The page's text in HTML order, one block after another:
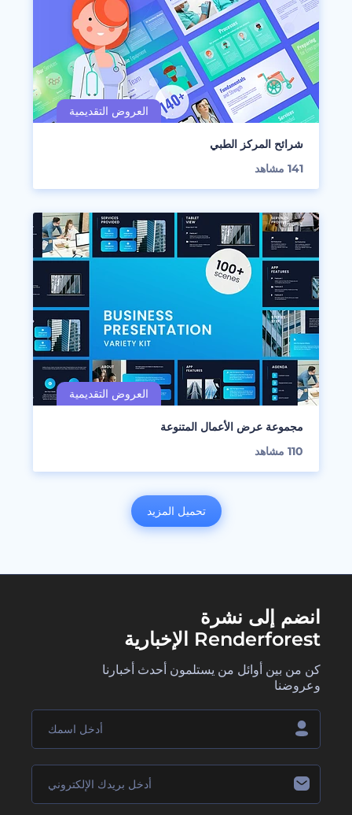
شرائح المركز الطبي
141 مشاهد
مجموعة عرض الأعمال المتنوعة
110 مشاهد
تحميل المزيد
انضم إلى نشرة
Renderforest الإخبارية
كن من بين أوائل من يستلمون أحدث أخبارنا
وعروضنا